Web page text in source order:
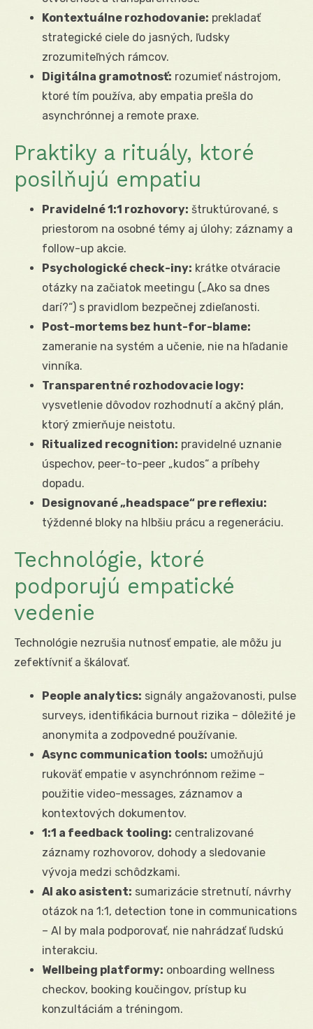
Kontextuálne rozhodovanie: prekladať
strategické ciele do jasných, ľudsky
zrozumiteľných rámcov.
Digitálna gramotnosť: rozumieť nástrojom,
ktoré tím používa, aby empatia prešla do
asynchrónnej a remote praxe.
Praktiky a rituály, ktoré
posilňujú empatiu
Pravidelné 1:1 rozhovory: štruktúrované, s
priestorom na osobné témy aj úlohy; záznamy a
follow-up akcie.
Psychologické check-iny: krátke otváracie
otázky na začiatok meetingu („Ako sa dnes
darí?“) s pravidlom bezpečnej zdieľanosti.
Post-mortems bez hunt-for-blame:
zameranie na systém a učenie, nie na hľadanie
vinníka.
Transparentné rozhodovacie logy:
vysvetlenie dôvodov rozhodnutí a akčný plán,
ktorý zmierňuje neistotu.
Ritualized recognition: pravidelné uznanie
úspechov, peer-to-peer „kudos“ a príbehy
dopadu.
Designované „headspace“ pre reflexiu:
týždenné bloky na hlbšiu prácu a regeneráciu.
Technológie, ktoré
podporujú empatické
vedenie
Technológie nezrušia nutnosť empatie, ale môžu ju
zefektívniť a škálovať.
People analytics: signály angažovanosti, pulse
surveys, identifikácia burnout rizika – dôležité je
anonymita a zodpovedné používanie.
Async communication tools: umožňujú
rukoväť empatie v asynchrónnom režime –
použitie video-messages, záznamov a
kontextových dokumentov.
1:1 a feedback tooling: centralizované
záznamy rozhovorov, dohody a sledovanie
vývoja medzi schôdzkami.
AI ako asistent: sumarizácie stretnutí, návrhy
otázok na 1:1, detection tone in communications
– AI by mala podporovať, nie nahrádzať ľudskú
interakciu.
Wellbeing platformy: onboarding wellness
checkov, booking koučingov, prístup ku
konzultáciám a tréningom.